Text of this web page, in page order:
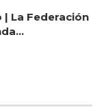
| La Federación